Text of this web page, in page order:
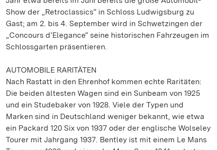
Show der „Retroclassics“ in Schloss Ludwigsburg zu
Gast; am 2. bis 4. September wird in Schwetzingen der
„Concours d’Elegance“ seine historischen Fahrzeugen im
Schlossgarten präsentieren.
AUTOMOBILE RARITÄTEN
Nach Rastatt in den Ehrenhof kommen echte Raritäten:
Die beiden ältesten Wagen sind ein Sunbeam von 1925
und ein Studebaker von 1928. Viele der Typen und
Marken sind in Deutschland weniger bekannt, wie etwa
ein Packard 120 Six von 1937 oder der englische Wolseley
Tourer mit Jahrgang 1937. Bentley ist mit einem Le Mans